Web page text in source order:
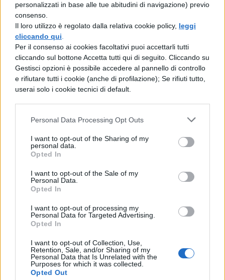
personalizzati in base alle tue abitudini di navigazione) previo
consenso.
Il loro utilizzo è regolato dalla relativa cookie policy, leggi
cliccando qui
Per il consenso ai cookies facoltativi puoi accettarli tutti
cliccando sul bottone Accetta tutti qui di seguito. Cliccando su
Gestisci opzioni è possibile accedere al pannello di controllo
e rifiutare tutti i cookie (anche di profilazione); Se rifiuti tutto,
userai solo i cookie tecnici di default.
Personal Data Processing Opt Outs
I want to opt-out of the Sharing of my
personal data.
Opted In
I want to opt-out of the Sale of my
Personal Data.
Opted In
I want to opt-out of processing my
Personal Data for Targeted Advertising.
Opted In
I want to opt-out of Collection, Use,
Retention, Sale, and/or Sharing of my
Personal Data that Is Unrelated with the
Purposes for which it was collected.
Opted Out
conprotezione IPX4.
VC/” text=”Acquista JBL TUNE in offerta su
Amazon”]
A questo prezzo non puoi trovare
avvalere di questo sconto dovrai essere
tuoi auricolari BluetoothJBL TUNE a soli
59,99 euro, invece che 119 euro. Per gli